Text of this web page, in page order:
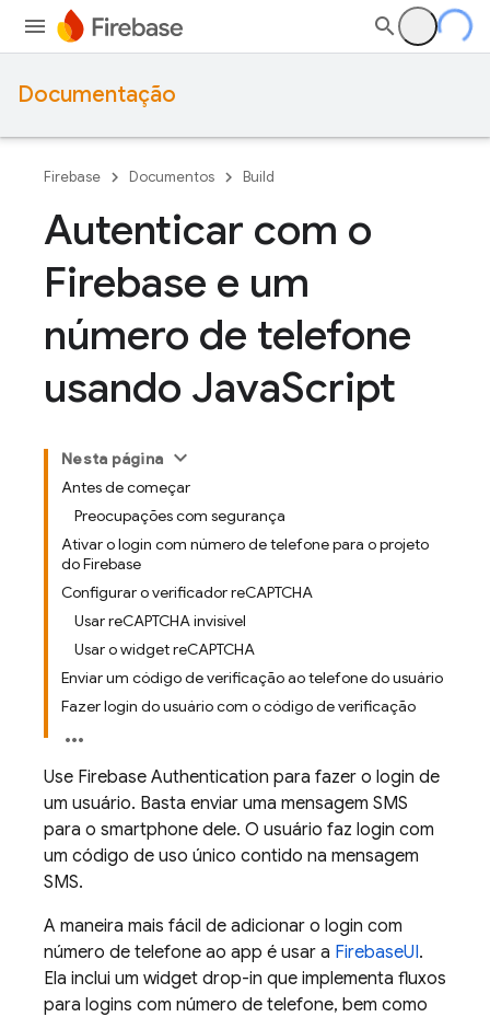
Documentação
Firebase Documentos Build
Autenticar com o
Firebase e um
número de telefone
usando JavaScript
Nesta página
Antes de começar
Preocupações com segurança
Ativar o login com número de telefone para o projeto
do Firebase
Configurar o verificador reCAPTCHA
Usar reCAPTCHA invisível
Usar o widget reCAPTCHA
Enviar um código de verificação ao telefone do usuário
Fazer login do usuário com o código de verificação
Use Firebase Authentication para fazer o login de
um usuário. Basta enviar uma mensagem SMS
para o smartphone dele. O usuário faz login com
um código de uso único contido na mensagem
SMS.
A maneira mais fácil de adicionar o login com
número de telefone ao app é usar a FirebaseUI.
Ela inclui um widget drop-in que implementa fluxos
para logins com número de telefone, bem como